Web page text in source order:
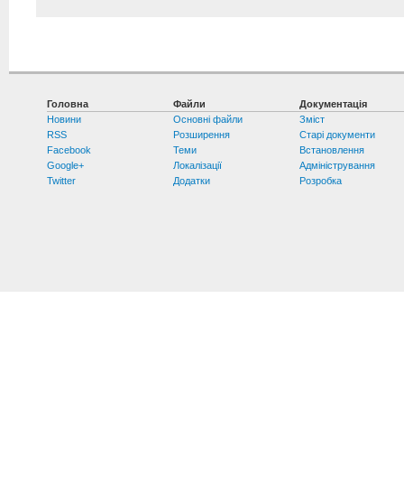
Головна
Новини
RSS
Facebook
Google+
Twitter
Файли
Основні файли
Розширення
Теми
Локалізації
Додатки
Документація
Зміст
Старі документи
Встановлення
Адміністрування
Розробка